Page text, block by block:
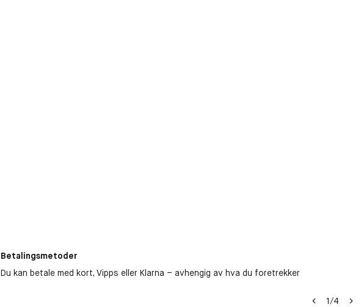
Betalingsmetoder
Du kan betale med kort, Vipps eller Klarna – avhengig av hva du foretrekker
1/4